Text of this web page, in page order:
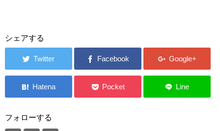
シェアする
フォローする